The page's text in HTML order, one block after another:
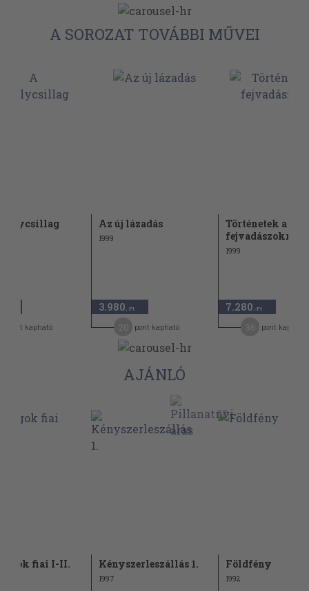
A SOROZAT TOVÁBBI MŰVEI
pont kapható
Az új lázadás
1999
3.980 ,-Ft
pont kapható
Történetek a
fejvadászokról
1999
7.280 ,-Ft
pont kapható
AJÁNLÓ
fiai I-II. Kényszerleszállás 1.
1997
Földfény
1992